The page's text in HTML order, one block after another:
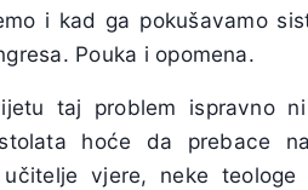
i kad ga pokušavamo
Pouka i opomena.
taj problem ispravno
hoće da prebace
vjere, neke